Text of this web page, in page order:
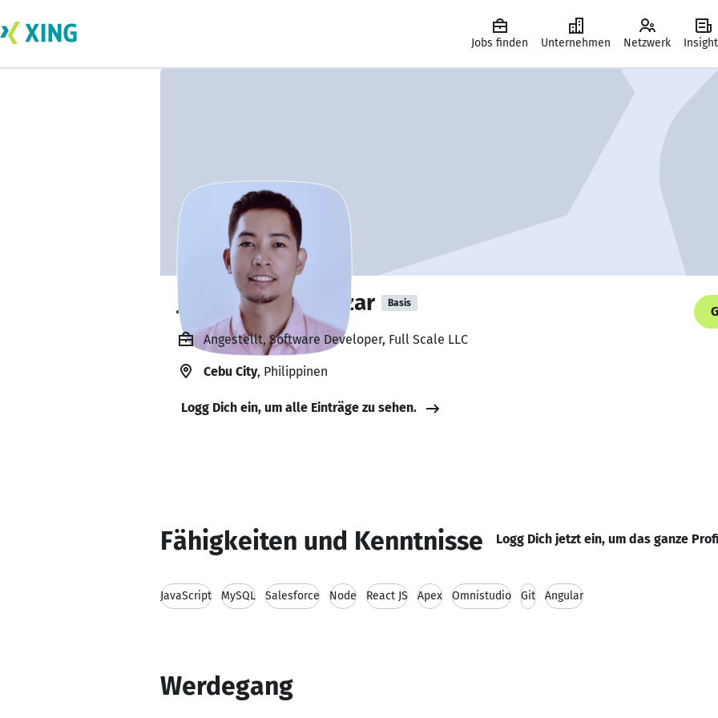
Jobs finden Unternehmen Netzwerk
John David Baltazar Basis
Angestellt, Software Developer, Full Scale LLC
Cebu City, Philippinen
Logg Dich ein, um alle Einträge zu sehen.
Fähigkeiten und Kenntnisse Logg Dich jetzt ein, um das ganze
JavaScript MySQL Salesforce Node React JS Apex Omnistudio Git Angular
Werdegang